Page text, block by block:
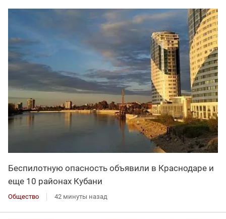
Беспилотную опасность объявили в Краснодаре и
еще 10 районах Кубани
Общество 42 минуты назад